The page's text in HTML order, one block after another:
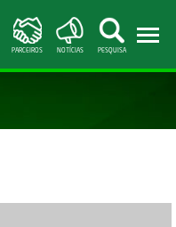
PARCEIROS NOTÍCIAS PESQUISA